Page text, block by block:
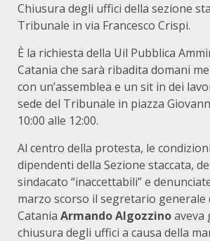
Chiusura degli uffici della sezione
Tribunale in via Francesco Crispi.
È la richiesta della Uil Pubblica
Catania che sarà ribadita domani
con un’assemblea e un sit in dei
sede del Tribunale in piazza
10:00 alle 12:00.
Al centro della protesta, le
dipendenti della Sezione staccata,
sindacato “inaccettabili” e
marzo scorso il segretario generale
Catania Armando Algozzinoaveva
chiusura degli uffici a causa della